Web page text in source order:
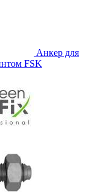
Анкер для
FSK